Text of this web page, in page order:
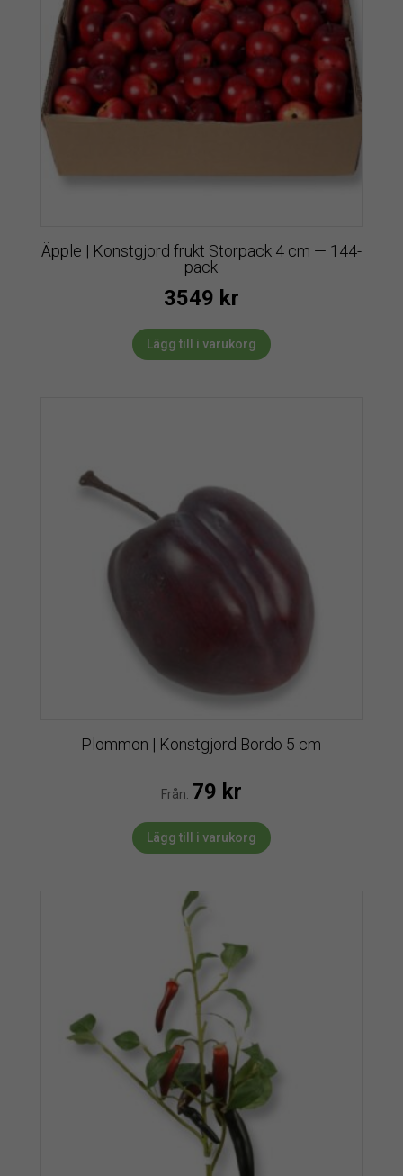
Äpple | Konstgjord frukt Storpack 4 cm — 144-
pack
3549 kr
Lägg till i varukorg
Plommon | Konstgjord Bordo 5 cm
Från: 79 kr
Lägg till i varukorg